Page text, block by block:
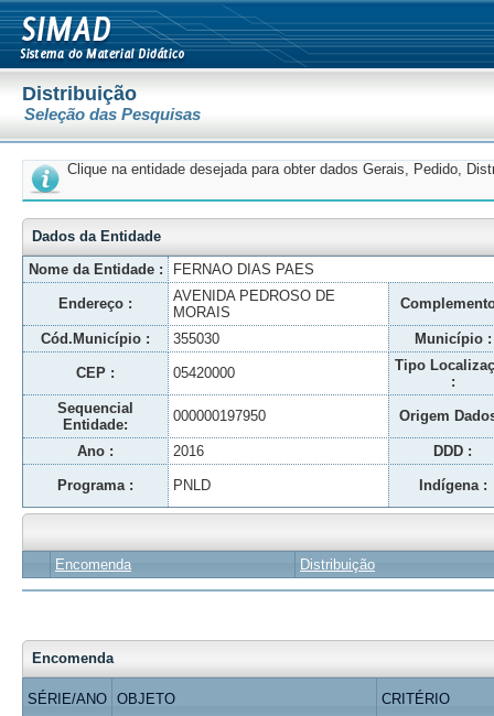
Distribuição
Seleção das Pesquisas
Clique na entidade desejada para obter dados Gerais, Pedido,
Dados da Entidade
Nome da Entidade :
FERNAO DIAS PAES
Endereço :
AVENIDA PEDROSO DE
MORAIS
Cód.Município : 355030 Município :
CEP : 05420000
Tipo
:
Sequencial
Entidade:
000000197950 Origem
Ano : 2016 DDD :
Programa : PNLD Indígena :
Encomenda Distribuição
Encomenda
SÉRIE/ANO OBJETO CRITÉRIO